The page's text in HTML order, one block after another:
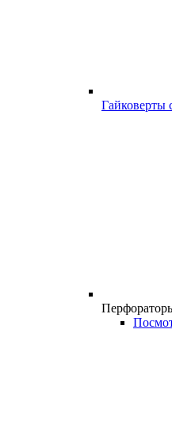
Гайковерты